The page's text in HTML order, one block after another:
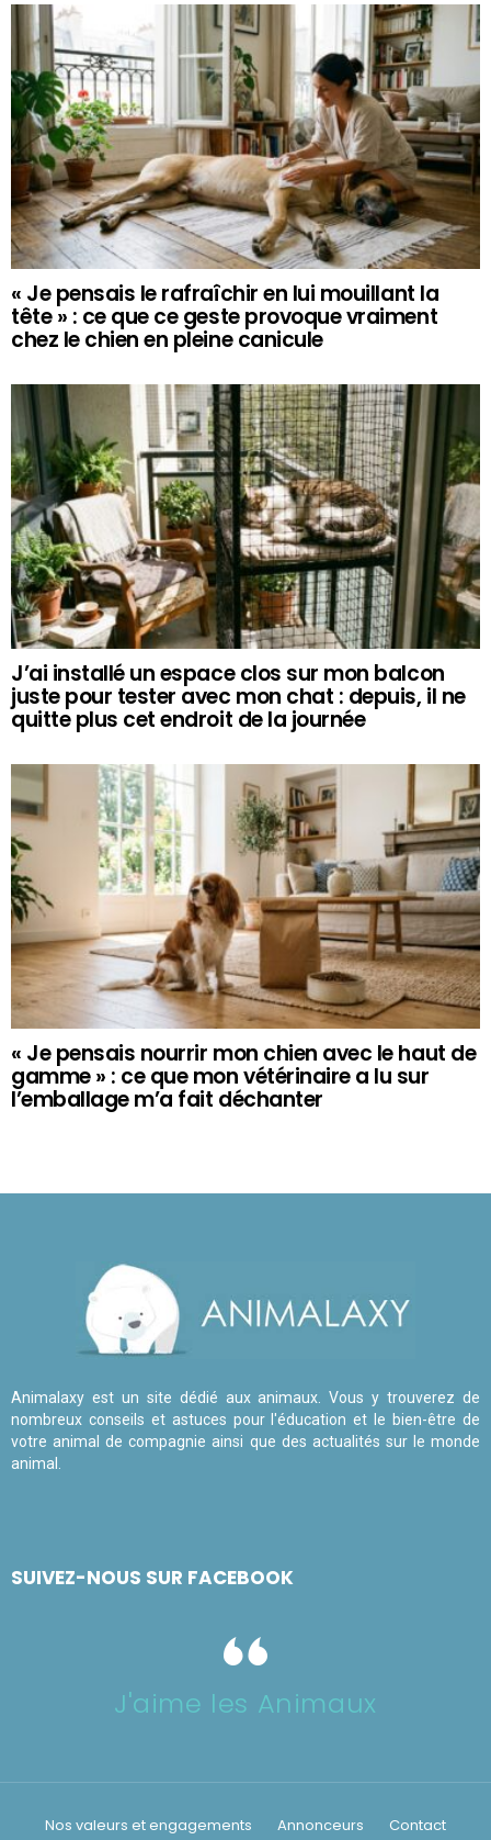
« Je pensais le rafraîchir en lui mouillant la
tête » : ce que ce geste provoque vraiment
chez le chien en pleine canicule
J’ai installé un espace clos sur mon balcon
juste pour tester avec mon chat : depuis, il ne
quitte plus cet endroit de la journée
« Je pensais nourrir mon chien avec le haut de
gamme » : ce que mon vétérinaire a lu sur
l’emballage m’a fait déchanter
Animalaxy est un site dédié aux animaux. Vous y trouverez de
nombreux conseils et astuces pour l'éducation et le bien-être de
votre animal de compagnie ainsi que des actualités sur le monde
animal.
SUIVEZ-NOUS SUR FACEBOOK
J'aime les Animaux
Nos valeurs et engagements Annonceurs
Contact